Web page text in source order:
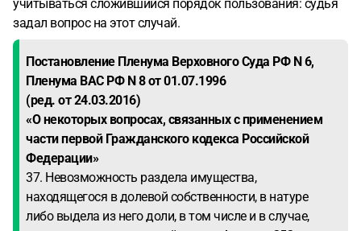
учитываться сложившийся порядок пользования: судья
задал вопрос на этот случай.
Постановление Пленума Верховного Суда РФ N 6,
Пленума ВАС РФ N 8 от 01.07.1996
(ред. от 24.03.2016)
«О некоторых вопросах, связанных с применением
части первой Гражданского кодекса Российской
Федерации»
37. Невозможность раздела имущества,
находящегося в долевой собственности, в натуре
либо выдела из него доли, в том числе и в случае,